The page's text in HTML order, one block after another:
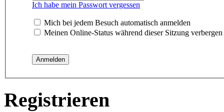
Ich habe mein Passwort vergessen
Mich bei jedem Besuch automatisch anmelden
Meinen Online-Status während dieser Sitzung verbergen
Registrieren